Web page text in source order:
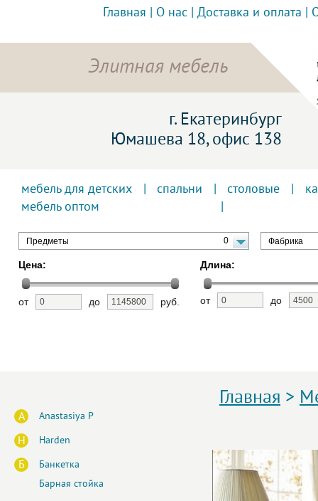
Главная О нас Доставка и оплата
Элитная мебель
г. Екатеринбург
Юмашева 18, офис 138
мебель для детских спальни столовые
мебель оптом
Предметы 0 Фабрика
Цена:
от до руб.
Длина:
от до
A Anastasiya P
H Harden
Б
Банкетка
Барная стойка
Главная >